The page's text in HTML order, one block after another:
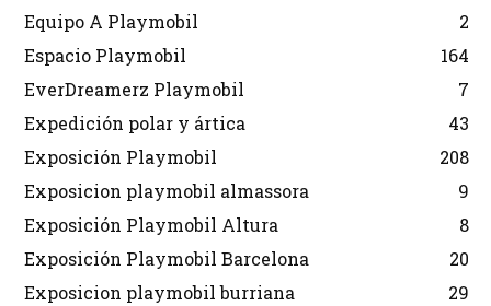
Equipo A Playmobil
2
Espacio Playmobil
164
EverDreamerz Playmobil
7
Expedición polar y ártica
43
Exposición Playmobil
208
Exposicion playmobil almassora
9
Exposición Playmobil Altura
8
Exposición Playmobil Barcelona
20
Exposicion playmobil burriana
29